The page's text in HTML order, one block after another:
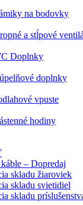
na bodovky
a stĺpové
Doplnky
doplnky
vpuste
hodiny
– Dopredaj
skladu žiaroviek
skladu svietidiel
skladu